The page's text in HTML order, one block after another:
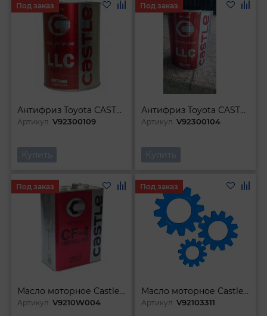
Антифриз Toyota CASTLE LLC RED 1л
Артикул:V92300109
Под заказ
Купить
Антифриз Toyota CASTLE LLC RED 2л
Артикул:V92300104
Под заказ
Купить
Масло моторное Castle CF-4 10W-30 4л
Артикул:V9210W004
Под заказ
Масло моторное Castle SN GF-5 0W-20 (1л)
Артикул:V92103311
Под заказ